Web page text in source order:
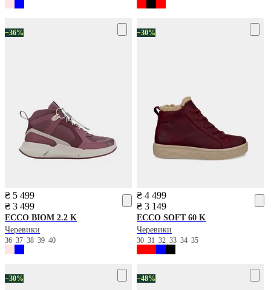
−36%
₴ 5 499
₴ 3 499
ECCO BIOM 2.2 K
Черевики
36 37 38 39 40
−30%
₴ 4 499
₴ 3 149
ECCO SOFT 60 K
Черевики
303132333435
−30% −48%